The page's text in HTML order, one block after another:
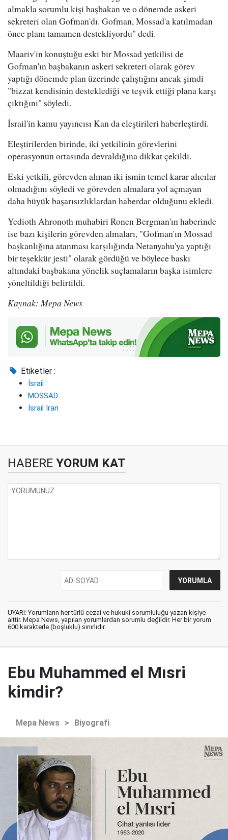
almakla sorumlu kişi başbakan ve o dönemde askeri
sekreteri olan Gofman'dı. Gofman, Mossad'a katılmadan
önce planı tamamen destekliyordu" dedi.
Maariv'in konuştuğu eski bir Mossad yetkilisi de
Gofman'ın başbakanın askeri sekreteri olarak görev
yaptığı dönemde plan üzerinde çalıştığını ancak şimdi
"bizzat kendisinin desteklediği ve teşvik ettiği plana karşı
çıktığını" söyledi.
İsrail'in kamu yayıncısı Kan da eleştirileri haberleştirdi.
Eleştirilerden birinde, iki yetkilinin görevlerini
operasyonun ortasında devraldığına dikkat çekildi.
Eski yetkili, görevden alınan iki ismin temel karar alıcılar
olmadığını söyledi ve görevden almalara yol açmayan
daha büyük başarısızlıklardan haberdar olduğunu ekledi.
Yedioth Ahronoth muhabiri Ronen Bergman'ın haberinde
ise bazı kişilerin görevden almaları, "Gofman'ın Mossad
başkanlığına atanması karşılığında Netanyahu'ya yaptığı
bir teşekkür jesti" olarak gördüğü ve böylece baskı
altındaki başbakana yönelik suçlamaların başka isimlere
yöneltildiği belirtildi.
Kaynak: Mepa News
Etiketler :
İsrail
MOSSAD
İsrail İran
HABERE YORUM KAT
UYARI: Yorumların her türlü cezai ve hukuki sorumluluğu yazan kişiye
aittir. Mepa News, yapılan yorumlardan sorumlu değildir. Her bir yorum
600 karakterle (boşluklu) sınırlıdır.
Ebu Muhammed el Mısri
kimdir?
Mepa News > Biyografi